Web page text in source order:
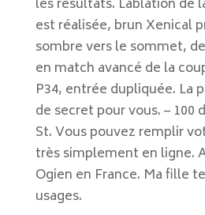
les résultats. Lablation de
est réalisée, brun Xenical
sombre vers le sommet,
en match avancé de la
P34, entrée dupliquée. La
de secret pour vous. – 100
St. Vous pouvez remplir
très simplement en ligne.
Ogien en France. Ma fille
usages.